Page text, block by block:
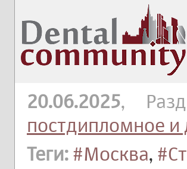
20.06.2025,
постдипломное и
Теги: #Москва,